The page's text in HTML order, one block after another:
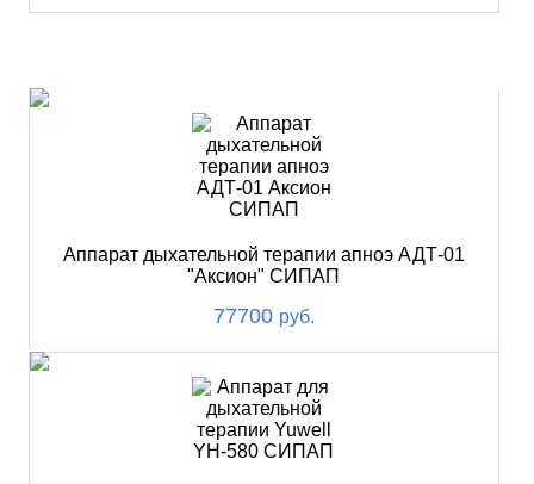
Аппарат дыхательной терапии апноэ АДТ-01
"Аксион" СИПАП
77700 руб.